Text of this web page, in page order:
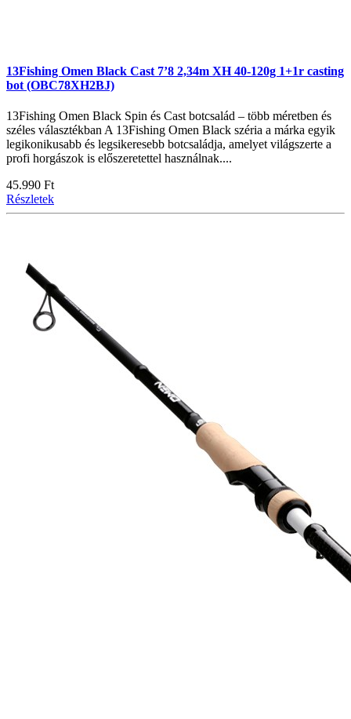
13Fishing Omen Black Cast 7’8 2,34m XH 40-120g 1+1r casting
bot (OBC78XH2BJ)
13Fishing Omen Black Spin és Cast botcsalád – több méretben és
széles választékban A 13Fishing Omen Black széria a márka egyik
legikonikusabb és legsikeresebb botcsaládja, amelyet világszerte a
profi horgászok is előszeretettel használnak....
45.990 Ft
Részletek